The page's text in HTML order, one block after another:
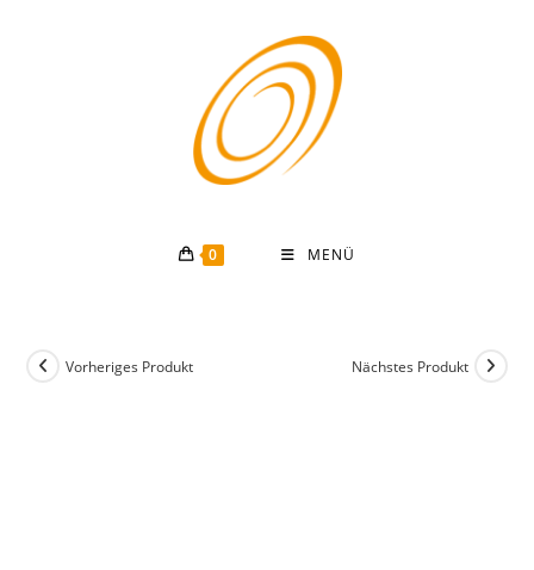
0 MENÜ
Vorheriges Produkt Nächstes Produkt